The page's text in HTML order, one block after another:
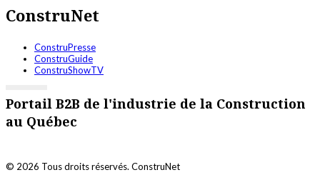
ConstruNet
ConstruPresse
ConstruGuide
ConstruShowTV
Portail B2B de l'industrie de la Construction
au Québec
© 2026 Tous droits réservés. ConstruNet